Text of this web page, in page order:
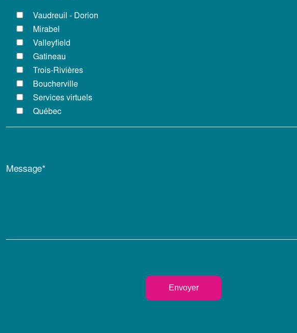
Vaudreuil - Dorion
Mirabel
Valleyfield
Gatineau
Trois-Rivières
Boucherville
Services virtuels
Québec